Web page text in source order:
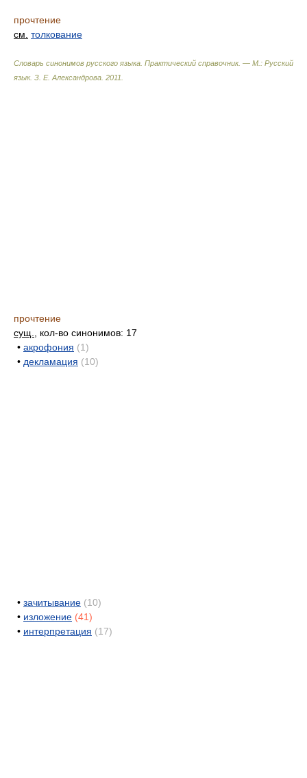
прочтение
см. толкование
Словарь синонимов русского языка. Практический справочник. — М.: Русский
язык. З. Е. Александрова 2011
прочтение
сущ.
, кол-во синонимов: 17
• акрофония (1)
• декламация (10)
• зачитывание (10)
• изложение (41)
• интерпретация (17)